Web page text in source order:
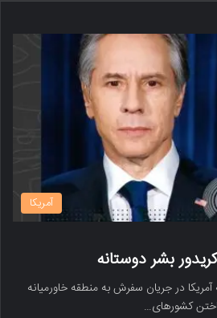
آمریکا
بشر دوستانه
آمریکا در جریان سفرش به منطقه خاورمیانه
کشورهای…